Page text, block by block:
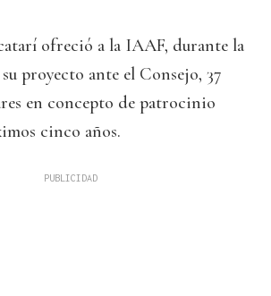
ofreció a la IAAF, durante la
proyecto ante el Consejo, 37
en concepto de patrocinio
cinco años.